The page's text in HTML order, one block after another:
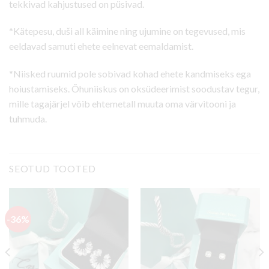
tekkivad kahjustused on püsivad.
*Kätepesu, duši all käimine ning ujumine on tegevused, mis
eeldavad samuti ehete eelnevat eemaldamist.
*Niisked ruumid pole sobivad kohad ehete kandmiseks ega
hoiustamiseks. Õhuniiskus on oksüdeerimist soodustav tegur,
mille tagajärjel võib ehtemetall muuta oma värvitooni ja
tuhmuda.
SEOTUD TOOTED
-36%